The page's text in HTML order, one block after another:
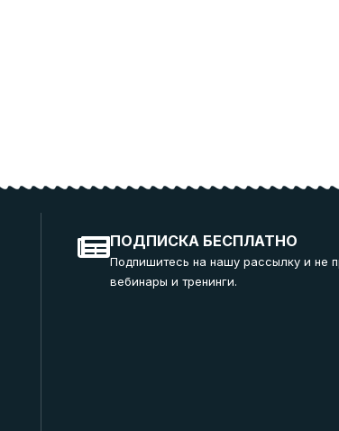
ПОДПИСКА БЕСПЛАТНО
Подпишитесь на нашу рассылку и не
вебинары и тренинги.